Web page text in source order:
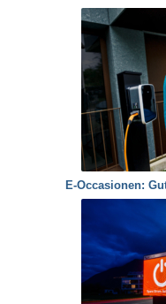
E-Occasionen: